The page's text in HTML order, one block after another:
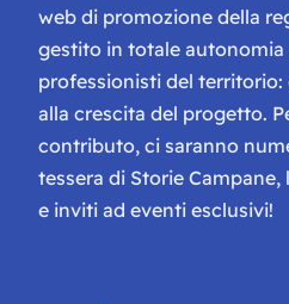
web di promozione della
gestito in totale autonomia
professionisti del
alla crescita del progetto.
contributo, ci saranno
tessera di Storie
e inviti ad eventi esclusivi!